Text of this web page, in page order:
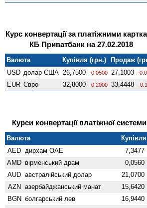
Курс конвертації за платіжними
КБ Приватбанк на 27.02.2018
Валюта Купівля (грн.)
Продаж
USD долар США 26,7500 -0.0500 27,1003 -
EUR Євро 32,8000 -0.2000 33,4448 -
Курси конвертації платіжної
Валюта
AED дирхам ОАЕ 7,3477
AMD вiрменський драм 0,0560
AUD австралійський долар 21,0700
AZN азербайджанський манат 15,6420
BGN болгарський лев 16,9440